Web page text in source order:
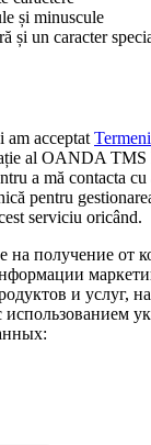
și minuscule
și un caracter
am acceptat
al OANDA TMS
a mă contacta cu
pentru
serviciu oricând.
на получение от
и услуг,